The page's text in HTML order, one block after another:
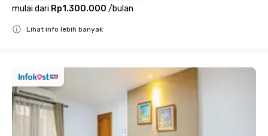
mulai dari Rp1.300.000 /bulan
Lihat info lebih banyak